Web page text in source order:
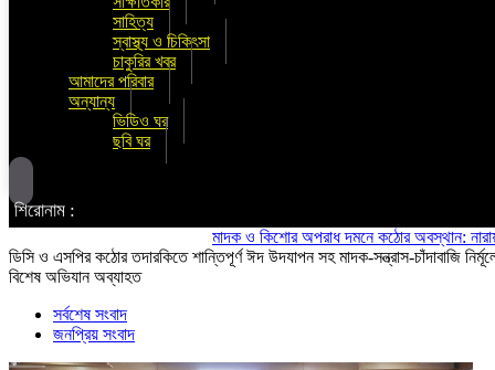
সাহিত্য
স্বাস্থ্য ও চিকিৎসা
চাকুরির খবর
আমাদের পরিবার
অন্যান্য
ভিডিও ঘর
ছবি ঘর
শিরোনাম :
মাদক ও কিশোর অপরাধ দমনে কঠোর অবস্থান:
ডিসি ও এসপির কঠোর তদারকিতে শান্তিপূর্ণ ঈদ উদযাপন সহ মাদক-সন্ত্রাস-চাঁদাবাজি
বিশেষ অভিযান অব্যাহত
সর্বশেষ সংবাদ
জনপ্রিয় সংবাদ